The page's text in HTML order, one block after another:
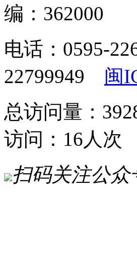
编：362000
电话：0595-
22799949 闽
总访问量：
访问：16人
扫码关注公众